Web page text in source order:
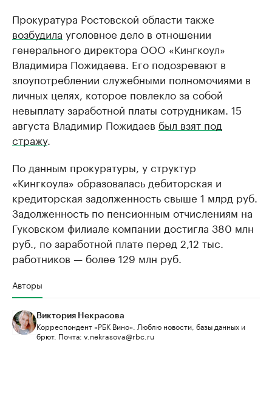
Прокуратура Ростовской области также
возбудила уголовное дело в отношении
генерального директора ООО «Кингкоул»
Владимира Пожидаева. Его подозревают в
злоупотреблении служебными полномочиями в
личных целях, которое повлекло за собой
невыплату заработной платы сотрудникам. 15
августа Владимир Пожидаев был взят под
стражу.
По данным прокуратуры, у структур
«Кингкоула» образовалась дебиторская и
кредиторская задолженность свыше 1 млрд руб.
Задолженность по пенсионным отчислениям на
Гуковском филиале компании достигла 380 млн
руб., по заработной плате перед 2,12 тыс.
работников — более 129 млн руб.
Авторы
Виктория Некрасова
Корреспондент «РБК Вино». Люблю новости, базы данных и
брют. Почта: v.nekrasova@rbc.ru